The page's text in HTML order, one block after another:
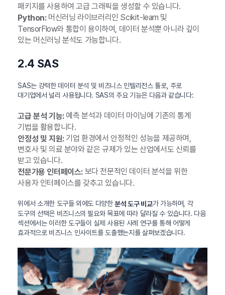
패키지를 사용하여 고급 그래픽을 생성할 수 있습니다.
Python:머신러닝 라이브러리인 Scikit-learn 및
TensorFlow와 통합이 용이하여, 데이터 분석뿐 아니라 깊이
있는 머신러닝 분석도 가능합니다.
2.4 SAS
SAS는 강력한 데이터 분석 및 비즈니스 인텔리전스 툴로, 주로
대기업에서 널리 사용됩니다. SAS의 주요 기능은 다음과 같습니다:
고급 분석 기능:예측 분석과 데이터 마이닝에 기존의 통계
기법을 활용합니다.
안정성 및 지원:기업 환경에서 안정적인 성능을 제공하며,
변호사 및 의료 분야와 같은 규제가 있는 산업에서도 신뢰를
받고 있습니다.
전문가용 인터페이스:보다 전문적인 데이터 분석을 위한
사용자 인터페이스를 갖추고 있습니다.
위에서 소개한 도구들 외에도 다양한분석 도구 비교가 가능하며, 각
도구의 선택은 비즈니스의 필요와 목표에 따라 달라질 수 있습니다. 다음
섹션에서는 이러한 도구들이 실제 사용된 사례 연구를 통해 어떻게
효과적으로 비즈니스 인사이트를 도출했는지를 살펴보겠습니다.